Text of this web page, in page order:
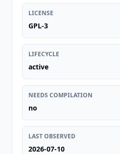
LICENSE
GPL-3
LIFECYCLE
active
NEEDS COMPILATION
no
LAST OBSERVED
2026-07-10